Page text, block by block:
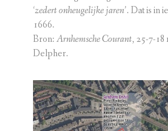
‘zedert onheugelijke jaren’. Dat is in
1666.
Bron:Arnhemsche Courant, 25-7-
Delpher.